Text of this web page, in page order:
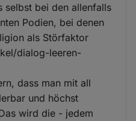
selbst bei den allenfalls
Podien, bei denen
als Störfaktor
dialog-leeren-
dass man mit all
und höchst
wird die - jedem